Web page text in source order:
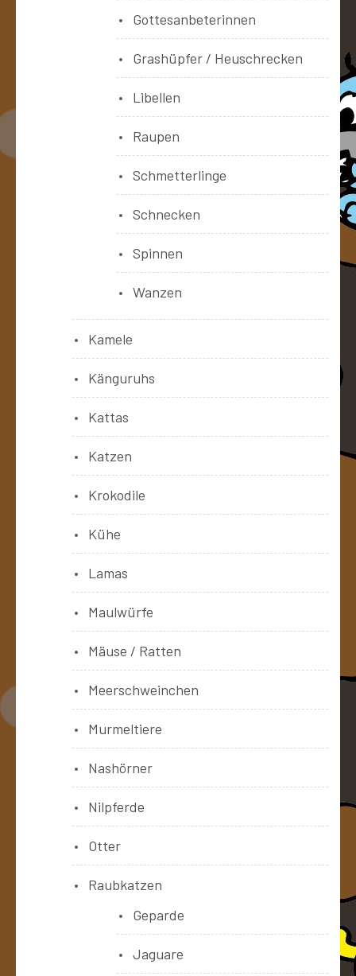
Gottesanbeterinnen
Grashüpfer / Heuschrecken
Libellen
Raupen
Schmetterlinge
Schnecken
Spinnen
Wanzen
Kamele
Känguruhs
Kattas
Katzen
Krokodile
Kühe
Lamas
Maulwürfe
Mäuse / Ratten
Meerschweinchen
Murmeltiere
Nashörner
Nilpferde
Otter
Raubkatzen
Geparde
Jaguare